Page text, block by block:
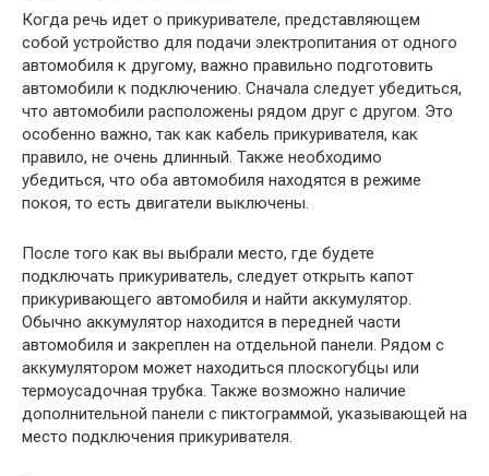
Когда речь идет о прикуривателе, представляющем
собой устройство для подачи электропитания от одного
автомобиля к другому, важно правильно подготовить
автомобили к подключению. Сначала следует убедиться,
что автомобили расположены рядом друг с другом. Это
особенно важно, так как кабель прикуривателя, как
правило, не очень длинный. Также необходимо
убедиться, что оба автомобиля находятся в режиме
покоя, то есть двигатели выключены.
После того как вы выбрали место, где будете
подключать прикуриватель, следует открыть капот
прикуривающего автомобиля и найти аккумулятор.
Обычно аккумулятор находится в передней части
автомобиля и закреплен на отдельной панели. Рядом с
аккумулятором может находиться плоскогубцы или
термоусадочная трубка. Также возможно наличие
дополнительной панели с пиктограммой, указывающей на
место подключения прикуривателя.